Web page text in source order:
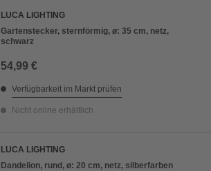
LUCA LIGHTING
Gartenstecker, sternförmig, ø: 35 cm, netz,
schwarz
54,99 €
Verfügbarkeit im Markt prüfen
Nicht online erhältlich
LUCA LIGHTING
Dandelion, rund, ø: 20 cm, netz, silberfarben